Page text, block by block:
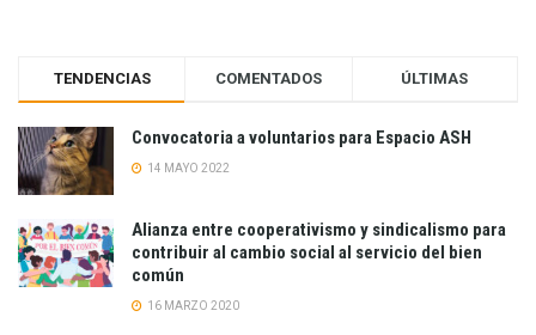
TENDENCIAS COMENTADOS ÚLTIMAS
Convocatoria a voluntarios para Espacio ASH
14 MAYO 2022
Alianza entre cooperativismo y sindicalismo para
contribuir al cambio social al servicio del bien
común
16 MARZO 2020